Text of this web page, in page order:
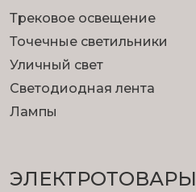
Трековое освещение
Точечные светильники
Уличный свет
Светодиодная лента
Лампы
ЭЛЕКТРОТОВАРЫ